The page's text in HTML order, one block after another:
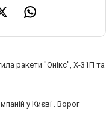
ракети "Онікс", Х-31П та
у Києві . Ворог